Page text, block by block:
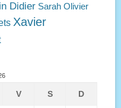
Didier Sarah Olivier
Xavier
V S D